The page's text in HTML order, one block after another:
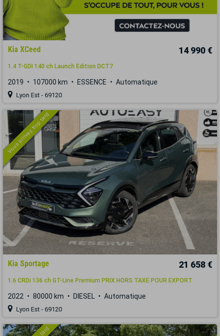
Kia XCeed 14 990 €
1.4 T-GDI 140 ch Launch Edition DCT7
2019 107000 km ESSENCE Automatique
Lyon Est - 69120
Vous arrivez trop tard
Kia Sportage 21 658 €
1.6 CRDi 136 ch GT-Line Premium PRIX HORS TAXE POUR EXPORT
2022 80000 km DIESEL Automatique
Lyon Est - 69120